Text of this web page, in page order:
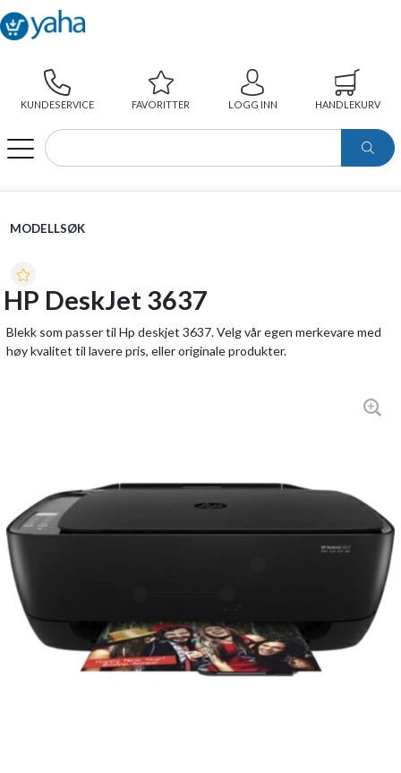
KUNDESERVICE FAVORITTER LOGG INN HANDLEKURV
WEBSHOP
MODELLSØK
HP DeskJet 3637
Blekk som passer til Hp deskjet 3637. Velg vår egen merkevare med
høy kvalitet til lavere pris, eller originale produkter.